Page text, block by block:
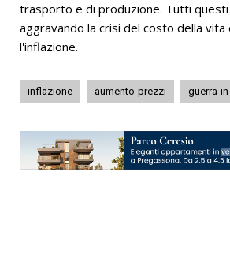
trasporto e di produzione. Tutti
aggravando la crisi del costo della vita
l'inflazione.
inflazione aumento-prezzi guerra-